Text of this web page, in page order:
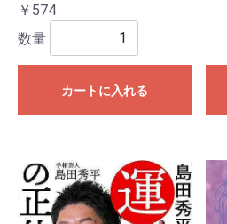
￥574
数量
カートに入れる